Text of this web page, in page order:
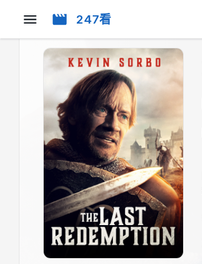
247看